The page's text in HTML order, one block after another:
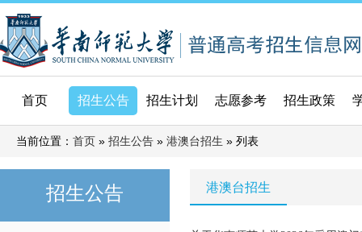
首页 招生公告 招生计划 志愿参考 招生政策
当前位置： 首页 » 招生公告 » 港澳台招生 » 列表
招生公告 港澳台招生